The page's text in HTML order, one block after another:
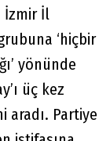
İzmir İl
‘hiçbir
yönünde
üç kez
aradı. Partiye